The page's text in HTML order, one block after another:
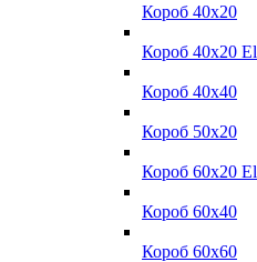
Короб 40x20
Короб 40x20
Короб 40x40
Короб 50x20
Короб 60x20
Короб 60x40
Короб 60x60